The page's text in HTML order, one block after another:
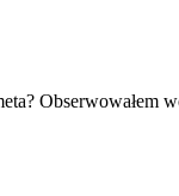
Obserwowałem